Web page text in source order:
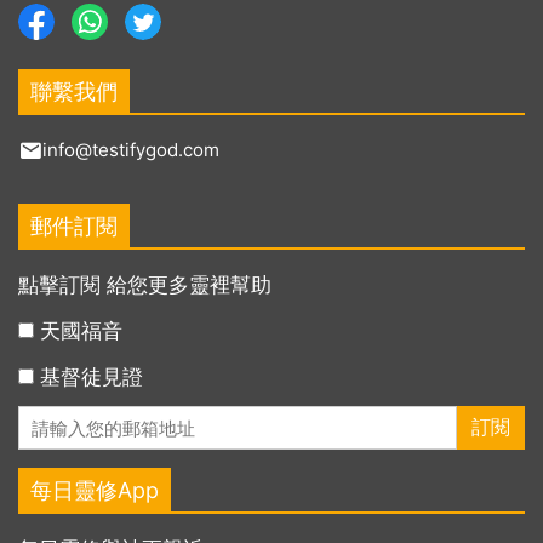
聯繫我們
info@testifygod.com
郵件訂閱
點擊訂閱 給您更多靈裡幫助
天國福音
基督徒見證
每日靈修App